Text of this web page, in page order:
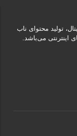
تولید محتوای ناب
می‌باشد.